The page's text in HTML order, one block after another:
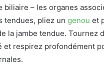
biliaire – les organes
tendues, pliez un genou et
la jambe tendue. Tournez
et respirez profondément